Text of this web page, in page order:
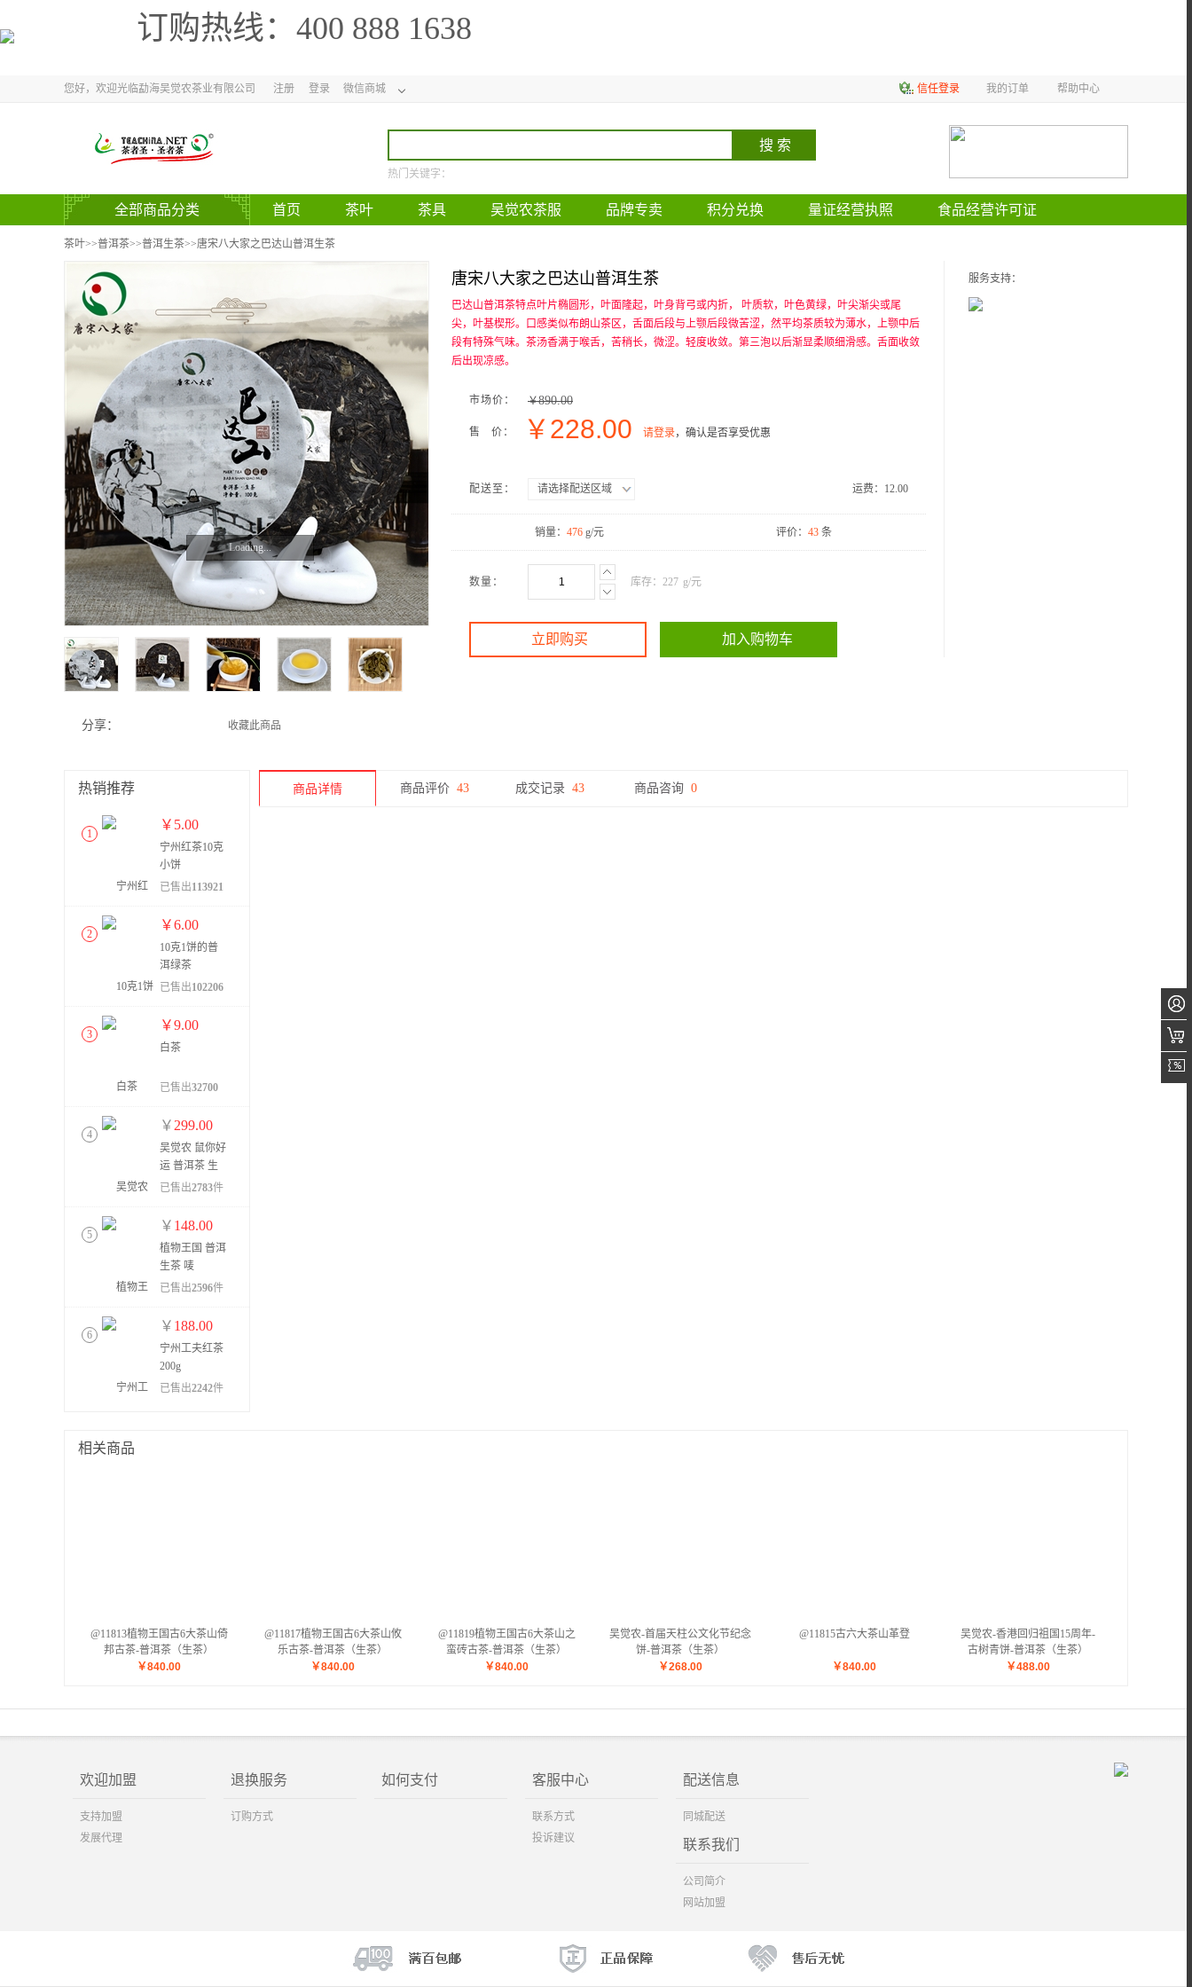
订购热线： 400 888 1638
您好，欢迎光临勐海吴觉农茶业有限公司 注册 登录 微信商城 信任登录 我的订单 帮助中心
热门关键字：
全部商品分类 首页 茶叶 茶具 吴觉农茶服 品牌专卖 积分兑换 量证经营执照 食品经营许可证
官方网站
茶叶>>普洱茶>>普洱生茶>>唐宋八大家之巴达山普洱生茶
Loading...
分享： 收藏此商品
唐宋八大家之巴达山普洱生茶
巴达山普洱茶特点叶片椭圆形，叶面隆起，叶身背弓或内折， 叶质软，叶色黄绿，叶尖渐尖或尾
尖，叶基楔形。口感类似布朗山茶区，舌面后段与上颚后段微苦涩，然平均茶质较为薄水，上颚中后
段有特殊气味。茶汤香满于喉舌，苦稍长，微涩。轻度收敛。第三泡以后渐显柔顺细滑感。舌面收敛
后出现凉感。
市场价： ￥890.00
售 价： ￥228.00 请登录，确认是否享受优惠
配送至： 请选择配送区域 运费： 12.00
销量： 476g/元 评价： 43 条
数量： 库存： 227 g/元
立即购买 加入购物车
服务支持：
热销推荐
1
￥ 5.00
宁州红茶10克
小饼
已售出113921
2
￥6.00
10克1饼的普
洱绿茶
已售出102206
3
￥9.00
白茶
已售出32700
4
￥ 299.00
吴觉农 鼠你好
运 普洱茶 生
茶 357g
已售出2783件
5
￥ 148.00
植物王国 普洱
生茶 唛
号:12305
已售出2596件
6
￥ 188.00
宁州工夫红茶
200g
已售出2242件
商品详情 商品评价 43 成交记录 43 商品咨询 0
相关商品
@11813植物王国古6大茶山倚
邦古茶-普洱茶（生茶）
￥840.00
@11817植物王国古6大茶山攸
乐古茶-普洱茶（生茶）
￥840.00
@11819植物王国古6大茶山之
蛮砖古茶-普洱茶（生茶）
￥840.00
吴觉农-首届天柱公文化节纪念
饼-普洱茶（生茶）
￥268.00
@11815古六大茶山革登
￥840.00
吴觉农-香港回归祖国15周年-
古树青饼-普洱茶（生茶）
￥488.00
欢迎加盟
支持加盟
发展代理
退换服务
订购方式
如何支付 客服中心
联系方式
投诉建议
配送信息
同城配送
联系我们
公司简介
网站加盟